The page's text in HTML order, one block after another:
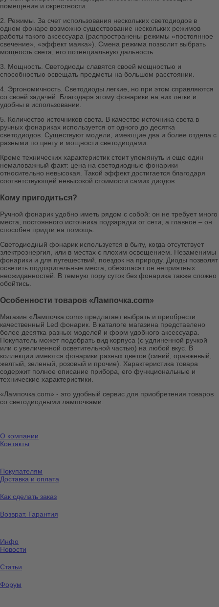
помещения и окрестности.
2. Режимы. За счет использования нескольких светодиодов в
одном фонаре возможно существование нескольких режимов
работы такого аксессуара (распространены режимы «постоянное
свечение», «эффект маяка»). Смена режима позволит выбрать
мощность света, его потенциальную дальность.
3. Мощность. Светодиоды славятся своей мощностью и
способностью освещать предметы на большом расстоянии.
4. Эргономичность. Светодиоды легкие, но при этом справляются
со своей задачей. Благодаря этому фонарики на них легки и
удобны в использовании.
5. Количество источников света. В качестве источника света в
ручных фонариках используется от одного до десятка
светодиодов. Существуют модели, имеющие два и более отдела с
разными по цвету и мощности светодиодами.
Кроме технических характеристик стоит упомянуть и еще один
немаловажный факт: цена на светодиодные фонарики
относительно невысокая. Такой эффект достигается благодаря
соответствующей невысокой стоимости самих диодов.
Кому пригодиться?
Ручной фонарик удобно иметь рядом с собой: он не требует много
места, постоянного источника подзарядки от сети, а главное – он
способен придти на помощь.
Светодиодный фонарик используется в быту, когда отсутствует
электроэнергия, или в местах с плохим освещением. Незаменимы
фонарики и для путешествий, поездок на природу. Диоды позволят
осветить подозрительные места, обезопасят он неприятных
неожиданностей. В темную пору суток без фонарика также сложно
обойтись.
Особенности товаров «Лампочка.com»
Магазин «Лампочка.com» предлагает выбрать и приобрести
качественный Led фонарик. В каталоге магазина представлено
более десятка разных моделей и форм удобного аксессуара.
Покупатель может подобрать вид корпуса (с удлиненной ручкой
или с увеличенной осветительной частью) на любой вкус. В
коллекции имеются фонарики разных цветов (синий, оранжевый,
желтый, зеленый, розовый и прочие). Характеристика товара
содержит полное описание прибора, его функциональные и
технические характеристики.
«Лампочка.com» - это удобный сервис для приобретения товаров
со светодиодными лампочками.
О компании
Контакты
Покупателям
Доставка и оплата
Как сделать заказ
Возврат. Гарантия
Инфо
Новости
Статьи
Форум